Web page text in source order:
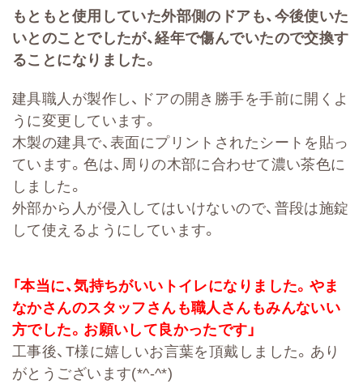
もともと使用していた外部側のドアも、今後使いた
いとのことでしたが、経年で傷んでいたので交換す
ることになりました。
建具職人が製作し、ドアの開き勝手を手前に開くよ
うに変更しています。
木製の建具で、表面にプリントされたシートを貼っ
ています。色は、周りの木部に合わせて濃い茶色に
しました。
外部から人が侵入してはいけないので、普段は施錠
して使えるようにしています。
「本当に、気持ちがいいトイレになりました。やま
なかさんのスタッフさんも職人さんもみんないい
方でした。お願いして良かったです」
工事後、T様に嬉しいお言葉を頂戴しました。あり
がとうございます(*^-^*)